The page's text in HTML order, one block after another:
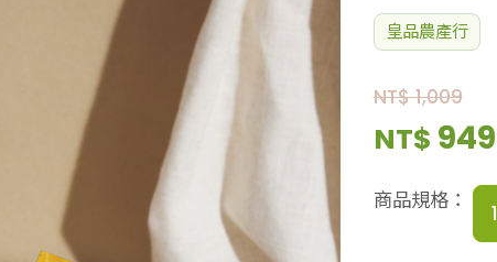
皇品農產行
NT$ 1,009
NT$ 949
商品規格：